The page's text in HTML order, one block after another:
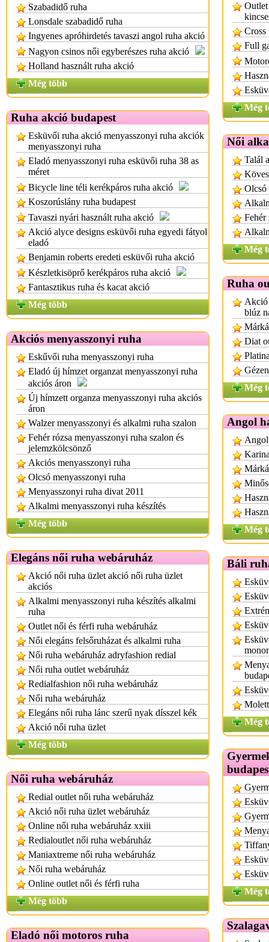
Szabadidő ruha
Lonsdale szabadidő ruha
Ingyenes apróhirdetés tavaszi angol ruha akció
Nagyon csinos női egyberészes ruha akció
Holland használt ruha akció
Még több
Ruha akció budapest
Esküvői ruha akció menyasszonyi ruha akciók
menyasszonyi ruha
Eladó menyasszonyi ruha esküvői ruha 38 as
méret
Bicycle line téli kerékpáros ruha akció
Koszorúslány ruha budapest
Tavaszi nyári használt ruha akció
Akció alyce designs esküvői ruha egyedi fátyol
eladó
Benjamin roberts eredeti esküvői ruha akció
Készletkisöprő kerékpáros ruha akció
Fantasztikus ruha és kacat akció
Még több
Akciós menyasszonyi ruha
Eskűvői ruha menyasszonyi ruha
Eladó új hímzet organzat menyasszonyi ruha
akciós áron
Új hímzett organza menyasszonyi ruha akciós
áron
Walzer menyasszonyi és alkalmi ruha szalon
Fehér rózsa menyasszonyi ruha szalon és
jelemzkölcsönző
Akciós menyasszonyi ruha
Olcsó menyasszonyi ruha
Menyasszonyi ruha divat 2011
Alkalmi menyasszonyi ruha készítés
Még több
Elegáns női ruha webáruház
Akció női ruha üzlet akció női ruha üzlet
akciós
Alkalmi menyasszonyi ruha készítés alkalmi
ruha
Outlet női és férfi ruha webáruház
Női elegáns felsőruházat és alkalmi ruha
Női ruha webáruház adryfashion redial
Női ruha outlet webáruház
Redialfashion női ruha webáruház
Női ruha webáruház
Elegáns női ruha lánc szerű nyak dísszel kék
Akció női ruha üzlet
Még több
Női ruha webáruház
Redial outlet női ruha webáruház
Akció női ruha üzlet webáruház
Online női ruha webáruház xxiii
Redialoutlet női ruha webáruház
Maniaxtreme női ruha webáruház
Női ruha webáruház
Online outlet női és férfi ruha
Még több
Eladó női motoros ruha
Outlet
Cross
Full
Még
Női
Talál
Olcsó
Fehér
Még
Ruha
Akció
blúz
Diat
Még
Angol
Még
Báli
Még
Még